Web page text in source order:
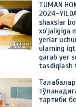
21 май 2024,
TUMAN
2024-
shaxslar
xo'jaligiga
yerlar
ularning
qarab yer
tasdiqlash
→
15 февраль
Талабалар
тартиби